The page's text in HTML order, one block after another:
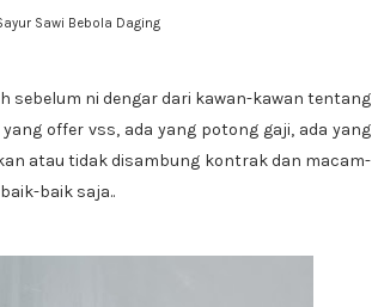
Sawi Bebola Daging
sebelum ni dengar dari kawan-kawan tentang
offer vss, ada yang potong gaji, ada yang
atau tidak disambung kontrak dan macam-
baik saja..